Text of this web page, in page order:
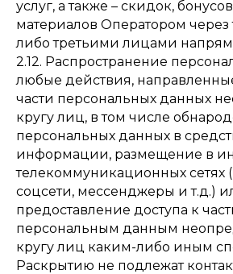
услуг, а также – скидок,
материалов Оператором через
либо третьими лицами
2.12. Распространение
любые действия,
части персональных данных
кругу лиц, в том числе
персональных данных в
информации, размещение в
телекоммуникационных сетях
соцсети, мессенджеры и т.д.)
предоставление доступа к
персональным данным
кругу лиц каким-либо иным
Раскрытию не подлежат